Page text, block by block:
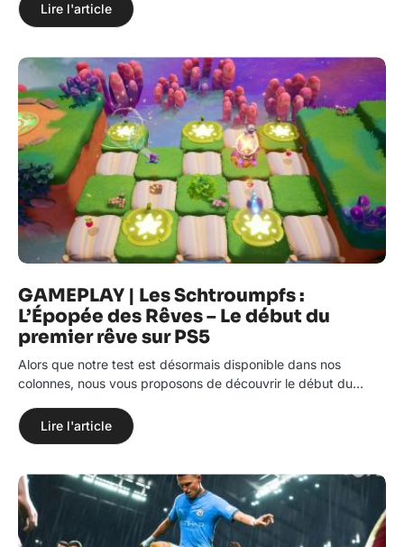
Lire l'article
GAMEPLAY | Les Schtroumpfs :
L’Épopée des Rêves – Le début du
premier rêve sur PS5
Alors que notre test est désormais disponible dans nos
colonnes, nous vous proposons de découvrir le début du…
Lire l'article